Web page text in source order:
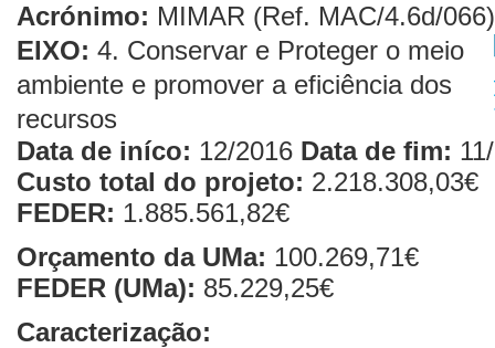
Acrónimo: MIMAR (Ref. MAC/4.6d/066)
EIXO: 4. Conservar e Proteger o meio
ambiente e promover a eficiência dos
recursos
Data de iníco: 12/2016 Data de fim:
Custo total do projeto: 2.218.308,03€
FEDER: 1.885.561,82€
Orçamento da UMa: 100.269,71€
FEDER (UMa): 85.229,25€
Caracterização: